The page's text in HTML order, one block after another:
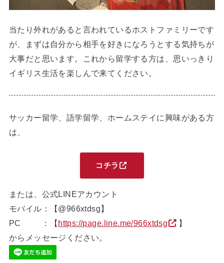
当たり外れがあると言われているホストファミリーです
が、まずは自分から相手を好きになろうとする気持ちが
大事だと思います。これから留学する方は、思いっきり
イギリス生活を楽しんで来てください。
サッカー留学、語学留学、ホームステイに興味がある方
は、
コチラ
または、公式LINEアカウント
モバイル：【@966xtdsg】
PC ：【https://page.line.me/966xtdsg
】
からメッセージください。